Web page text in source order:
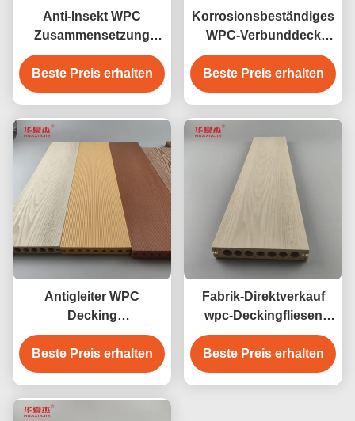
Anti-Insekt WPC
Zusammensetzung
Decking im Freien
Beste Preis erhalten
Korrosionsbeständiges
WPC-Verbunddeck
wasserdichter Outdoor-
Gartenboden
Beste Preis erhalten
Antigleiter WPC
Decking
zusammengesetztes
Fußbodenbelag- 140 x
25mm hölzerne Farbe
Teakholzes des Kaffees
Beste Preis erhalten
Fabrik-Direktverkauf
wpc-Deckingfliesen
Zeder-Farbdesign wpc
wasserdichte langlebige
Decking-Außen
Beste Preis erhalten